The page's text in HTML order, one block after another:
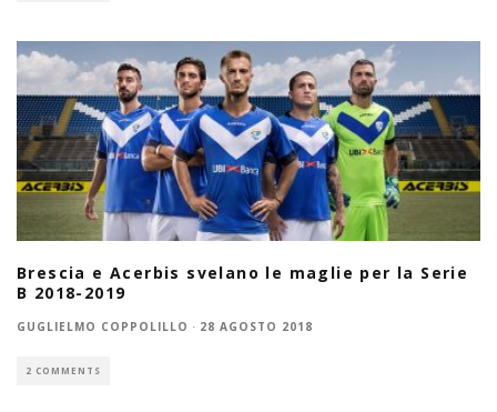
Brescia e Acerbis svelano le maglie per la Serie
B 2018-2019
GUGLIELMO COPPOLILLO · 28 AGOSTO 2018
2 COMMENTS